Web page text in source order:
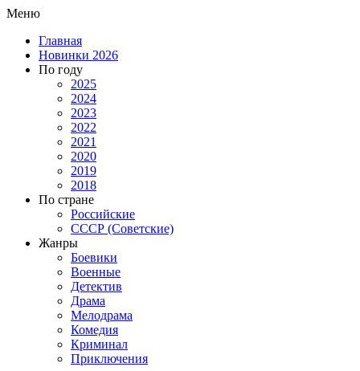
Меню
Главная
Новинки 2026
По году
2025
2024
2023
2022
2021
2020
2019
2018
По стране
Российские
СССР (Советские)
Жанры
Боевики
Военные
Детектив
Драма
Мелодрама
Комедия
Криминал
Приключения